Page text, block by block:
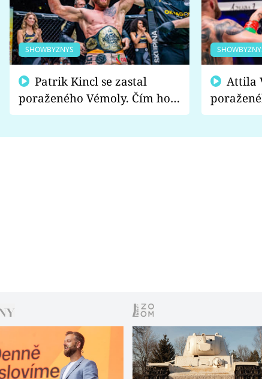
SHOWBYZNYS
poraženého Vémoly. Čím ho
fanoušci naštvali?
chce